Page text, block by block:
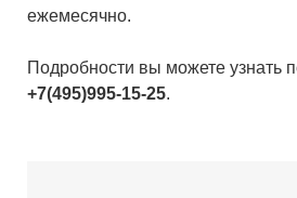
ежемесячно.
Подробности вы можете узнать
+7(495)995-15-25.